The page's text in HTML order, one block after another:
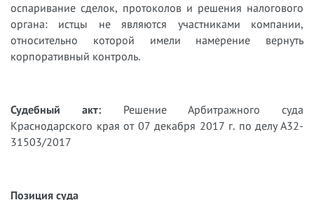
оспаривание сделок, протоколов и решения налогового
органа: истцы не являются участниками компании,
относительно которой имели намерение вернуть
корпоративный контроль.
Судебный акт: Решение Арбитражного суда
Краснодарского края от 07 декабря 2017 г. по делу А32-
31503/2017
Позиция суда